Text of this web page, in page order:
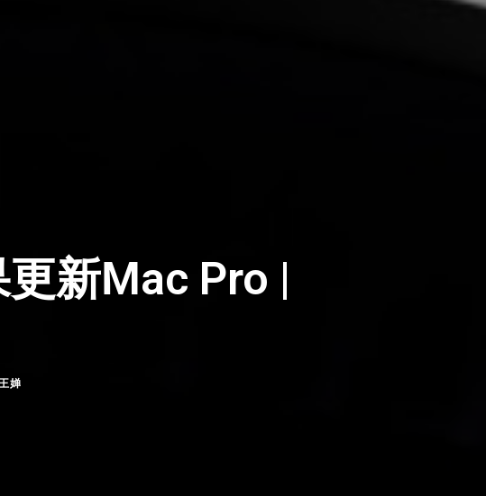
新Mac Pro |
婵